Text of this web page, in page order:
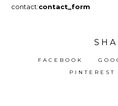
contact:contact_form
FACEBOOK
PINTEREST